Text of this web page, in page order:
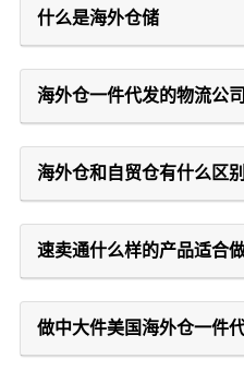
什么是海外仓储
海外仓一件代发的物流公
海外仓和自贸仓有什么区别
速卖通什么样的产品适合
做中大件美国海外仓一件